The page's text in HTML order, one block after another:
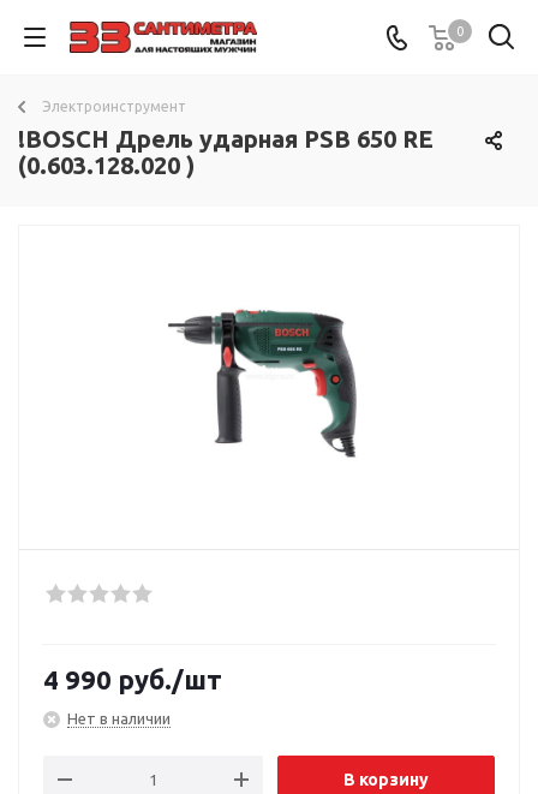
0
Электроинструмент
!BOSCH Дрель ударная PSB 650 RE
(0.603.128.020 )
4 990 руб./шт
Нет в наличии
В корзину